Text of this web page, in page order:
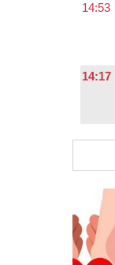
14:53
14:17
13:27